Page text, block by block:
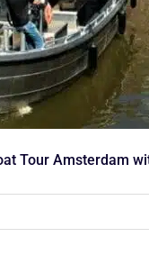
Tour Amsterdam